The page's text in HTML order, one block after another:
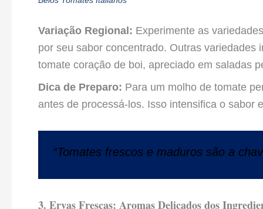
antes de processá-los. Isso intensifica o sabor
“Tomates frescos e maduros são a
3. Ervas Frescas: Aromas Delicados dos
do cozimento. O manjericão, por exemplo, é